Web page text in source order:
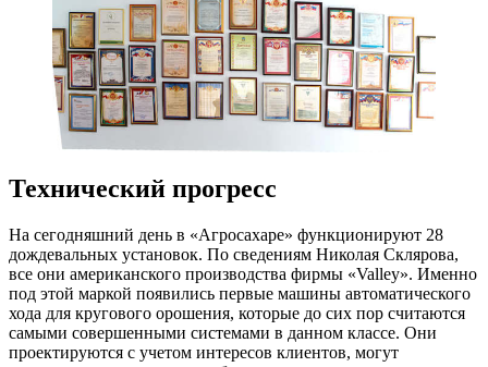
Технический прогресс
На сегодняшний день в «Агросахаре» функционируют 28
дождевальных установок. По сведениям Николая Склярова,
все они американского производства фирмы «Valley». Именно
под этой маркой появились первые машины автоматического
хода для кругового орошения, которые до сих пор считаются
самыми совершенными системами в данном классе. Они
проектируются с учетом интересов клиентов, могут